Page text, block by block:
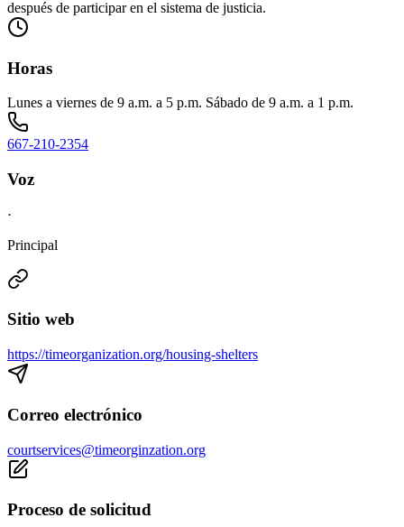
después de participar en el sistema de justicia.
Horas
Lunes a viernes de 9 a.m. a 5 p.m. Sábado de 9 a.m. a 1 p.m.
667-210-2354
Voz
·
Principal
Sitio web
https://timeorganization.org/housing-shelters
Correo electrónico
courtservices@timeorginzation.org
Proceso de solicitud